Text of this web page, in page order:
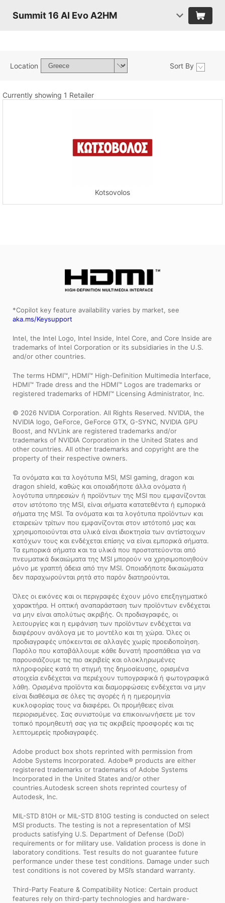
Summit 16 AI Evo A2HM
Location Sort By
Currently showing 1 Retailer
Kotsovolos
*Copilot key feature availability varies by market, see
aka.ms/Keysupport
Intel, the Intel Logo, Intel Inside, Intel Core, and Core Inside are
trademarks of Intel Corporation or its subsidiaries in the U.S.
and/or other countries.
The terms HDMI™, HDMI™ High-Definition Multimedia Interface,
HDMI™ Trade dress and the HDMI™ Logos are trademarks or
registered trademarks of HDMI™ Licensing Administrator, Inc.
© 2026 NVIDIA Corporation. All Rights Reserved. NVIDIA, the
NVIDIA logo, GeForce, GeForce GTX, G-SYNC, NVIDIA GPU
Boost, and NVLink are registered trademarks and/or
trademarks of NVIDIA Corporation in the United States and
other countries. All other trademarks and copyright are the
property of their respective owners.
Τα ονόματα και τα λογότυπα MSI, MSI gaming, dragon και
dragon shield, καθώς και οποιαδήποτε άλλα ονόματα ή
λογότυπα υπηρεσιών ή προϊόντων της MSI που εμφανίζονται
στον ιστότοπο της MSI, είναι σήματα κατατεθέντα ή εμπορικά
σήματα της MSI. Τα ονόματα και τα λογότυπα προϊόντων και
εταιρειών τρίτων που εμφανίζονται στον ιστότοπό μας και
χρησιμοποιούνται στα υλικά είναι ιδιοκτησία των αντίστοιχων
κατόχων τους και ενδέχεται επίσης να είναι εμπορικά σήματα.
Τα εμπορικά σήματα και τα υλικά που προστατεύονται από
πνευματικά δικαιώματα της MSI μπορούν να χρησιμοποιηθούν
μόνο με γραπτή άδεια από την MSI. Οποιαδήποτε δικαιώματα
δεν παραχωρούνται ρητά στο παρόν διατηρούνται.
Όλες οι εικόνες και οι περιγραφές έχουν μόνο επεξηγηματικό
χαρακτήρα. Η οπτική αναπαράσταση των προϊόντων ενδέχεται
να μην είναι απολύτως ακριβής. Οι προδιαγραφές, οι
λειτουργίες και η εμφάνιση των προϊόντων ενδέχεται να
διαφέρουν ανάλογα με το μοντέλο και τη χώρα. Όλες οι
προδιαγραφές υπόκεινται σε αλλαγές χωρίς προειδοποίηση.
Παρόλο που καταβάλλουμε κάθε δυνατή προσπάθεια για να
παρουσιάζουμε τις πιο ακριβείς και ολοκληρωμένες
πληροφορίες κατά τη στιγμή της δημοσίευσης, ορισμένα
στοιχεία ενδέχεται να περιέχουν τυπογραφικά ή φωτογραφικά
λάθη. Ορισμένα προϊόντα και διαμορφώσεις ενδέχεται να μην
είναι διαθέσιμα σε όλες τις αγορές ή η ημερομηνία
κυκλοφορίας τους να διαφέρει. Οι προμήθειες είναι
περιορισμένες. Σας συνιστούμε να επικοινωνήσετε με τον
τοπικό προμηθευτή σας για τις ακριβείς προσφορές και τις
λεπτομερείς προδιαγραφές.
Adobe product box shots reprinted with permission from
Adobe Systems Incorporated. Adobe® products are either
registered trademarks or trademarks of Adobe Systems
Incorporated in the United States and/or other
countries.Autodesk screen shots reprinted courtesy of
Autodesk, Inc.
MIL-STD 810H or MIL-STD 810G testing is conducted on select
MSI products. The testing is not a representation of MSI
products satisfying U.S. Department of Defense (DoD)
requirements or for military use. Validation process is done in
laboratory conditions. Test results do not guarantee future
performance under these test conditions. Damage under such
test conditions is not covered by MSI’s standard warranty.
Third-Party Feature & Compatibility Notice: Certain product
features rely on third-party technologies and hardware-